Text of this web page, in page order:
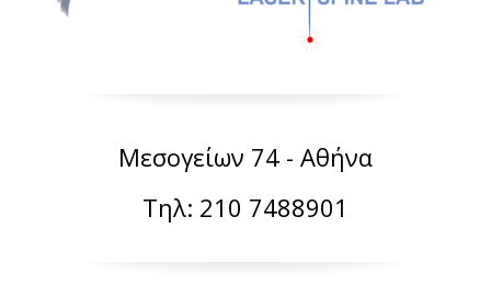
Μεσογείων 74 - Αθήνα
Τηλ: 210 7488901